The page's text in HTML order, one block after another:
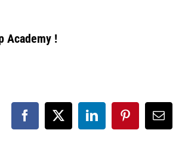
Academy !
Facebook
X LinkedInPinterestEmail